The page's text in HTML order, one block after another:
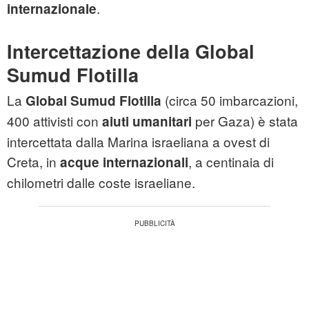
internazionale.
Intercettazione della Global
Sumud Flotilla
La Global Sumud Flotilla (circa 50 imbarcazioni,
400 attivisti con aiuti umanitari per Gaza) è stata
intercettata dalla Marina israeliana a ovest di
Creta, in acque internazionali, a centinaia di
chilometri dalle coste israeliane.